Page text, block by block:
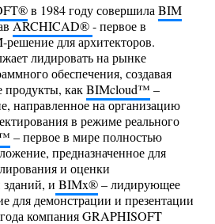
в 1984 году совершилаBIM
ARCHICAD®- первое в
для архитекторов.
лидировать на рынке
обеспечения, создавая
продукты, какBIMcloud™ –
направленное на организацию
в режиме реального
– первое в мире полностью
предназначенное для
и оценки
зданий, и BIMx®– лидирующее
для демонстрации и презентации
компания GRAPHISOFT